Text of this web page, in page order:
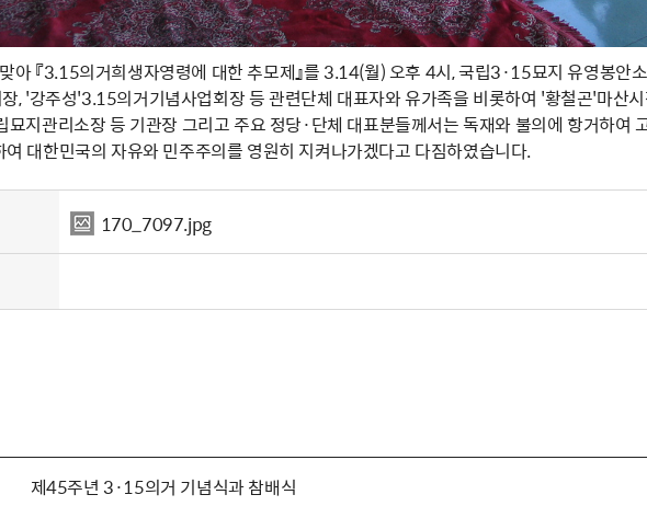
아 『3.15의거희생자영령에 대한 추모제』를 3.14(월) 오후 4시, 국립3·15묘지 유영봉안
, '강주성'3.15의거기념사업회장 등 관련단체 대표자와 유가족을 비롯하여 '황철곤'마산
묘지관리소장 등 기관장 그리고 주요 정당·단체 대표분들께서는 독재와 불의에 항거하여
대한민국의 자유와 민주주의를 영원히 지켜나가겠다고 다짐하였습니다.
170_7097.jpg
제45주년 3·15의거 기념식과 참배식